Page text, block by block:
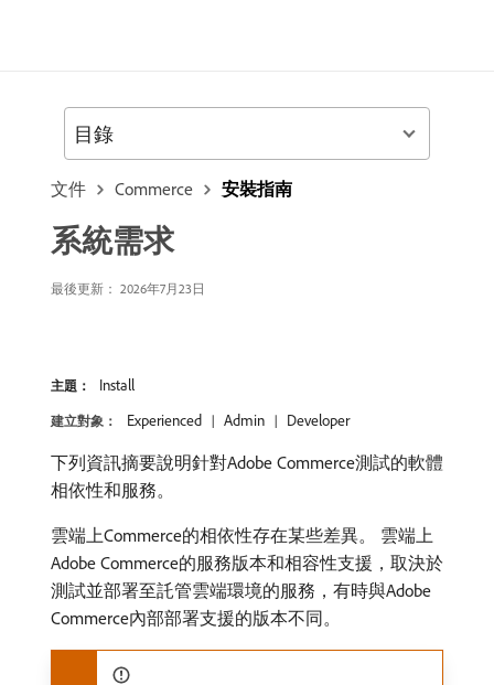
文件 Commerce 安裝指南
系統需求
最後更新： 2026年7月23日
主題： Install
建立對象： Experienced Admin Developer
下列資訊摘要說明針對Adobe Commerce測試的軟體
相依性和服務。
雲端上Commerce的相依性存在某些差異。 雲端上
Adobe Commerce的服務版本和相容性支援，取決於
測試並部署至託管雲端環境的服務，有時與Adobe
Commerce內部部署支援的版本不同。
目錄